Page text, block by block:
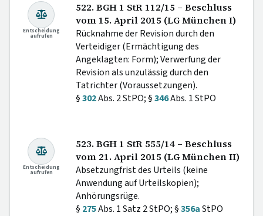
Entscheidung
aufrufen
522. BGH 1 StR 112/15 – Beschluss
vom 15. April 2015 (LG München I)
Rücknahme der Revision durch den
Verteidiger (Ermächtigung des
Angeklagten: Form); Verwerfung der
Revision als unzulässig durch den
Tatrichter (Voraussetzungen).
§302Abs. 2 StPO; §346Abs. 1 StPO
Entscheidung
aufrufen
523. BGH 1 StR 555/14 – Beschluss
vom 21. April 2015 (LG München II)
Absetzungfrist des Urteils (keine
Anwendung auf Urteilskopien);
Anhörungsrüge.
§ 275Abs. 1 Satz 2 StPO; §356aStPO